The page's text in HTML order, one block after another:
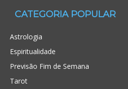
CATEGORIA POPULAR
Astrologia
Espiritualidade
Previsão Fim de Semana
Tarot